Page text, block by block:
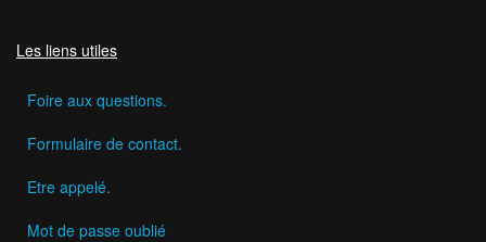
Les liens utiles
Foire aux questions.
Formulaire de contact.
Etre appelé.
Mot de passe oublié